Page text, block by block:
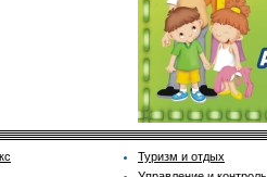
Туризм и отдых